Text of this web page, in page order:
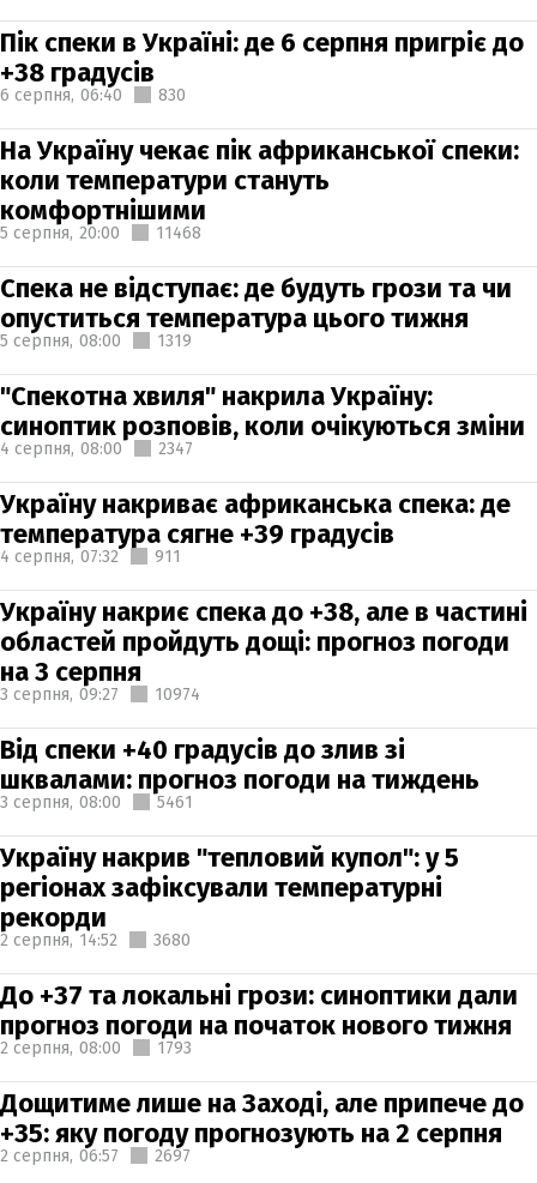
Пік спеки в Україні: де 6 серпня пригріє до
+38 градусів
6 серпня, 06:40 830
На Україну чекає пік африканської спеки:
коли температури стануть
комфортнішими
5 серпня, 20:00 11468
Спека не відступає: де будуть грози та чи
опуститься температура цього тижня
5 серпня, 08:00 1319
"Спекотна хвиля" накрила Україну:
синоптик розповів, коли очікуються зміни
4 серпня, 08:00 2347
Україну накриває африканська спека: де
температура сягне +39 градусів
4 серпня, 07:32 911
Україну накриє спека до +38, але в частині
областей пройдуть дощі: прогноз погоди
на 3 серпня
3 серпня, 09:27 10974
Від спеки +40 градусів до злив зі
шквалами: прогноз погоди на тиждень
3 серпня, 08:00 5461
Україну накрив "тепловий купол": у 5
регіонах зафіксували температурні
рекорди
2 серпня, 14:52 3680
До +37 та локальні грози: синоптики дали
прогноз погоди на початок нового тижня
2 серпня, 08:00 1793
Дощитиме лише на Заході, але припече до
+35: яку погоду прогнозують на 2 серпня
2 серпня, 06:57 2697